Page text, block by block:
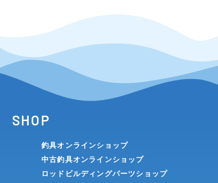
SHOP
釣具オンラインショップ
中古釣具オンラインショップ
ロッドビルディングパーツショップ